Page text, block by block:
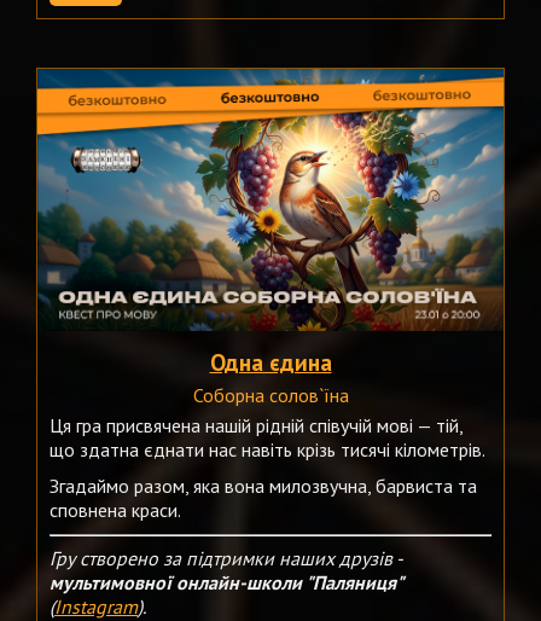
Одна єдина
Соборна солов`їна
Ця гра присвячена нашій рідній співучій мові — тій,
що здатна єднати нас навіть крізь тисячі кілометрів.
Згадаймо разом, яка вона милозвучна, барвиста та
сповнена краси.
Гру створено за підтримки наших друзів -
мультимовної онлайн-школи "Паляниця"
(Instagram).